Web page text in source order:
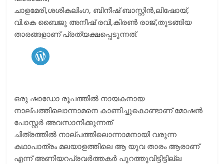
ചാളമേരി,ശശികലിംഗ, ബിനീഷ് ബാസ്റ്റിൻ,ലിഷോയ്,
വി.കെ ബൈജു അനീഷ് രവി,കിരൺ രാജ്,തുടങ്ങിയ
താരങ്ങളാണ് പ്രത്യക്ഷപ്പെടുന്നത്.
WordPress
ഒരു ഷാഡോ രൂപത്തിൽ നായകനായ
നാല്പത്തിലൊന്നാമനെ കാണിച്ചുകൊണ്ടാണ് മോഷൻ
പോസ്റ്റർ അവസാനിക്കുന്നത്
ചിത്രത്തിൽ നാല്പത്തിലൊന്നാമനായി വരുന്ന
കഥാപാത്രം മലയാളത്തിലെ ആ യുവ താരം ആരാണ്
എന്ന് അണിയറപ്രവർത്തകർ പുറത്തുവിട്ടിട്ടില്ല